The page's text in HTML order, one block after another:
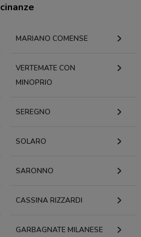
MARIANO COMENSE
VERTEMATE CON
MINOPRIO
SEREGNO
SOLARO
SARONNO
CASSINA RIZZARDI
GARBAGNATE MILANESE